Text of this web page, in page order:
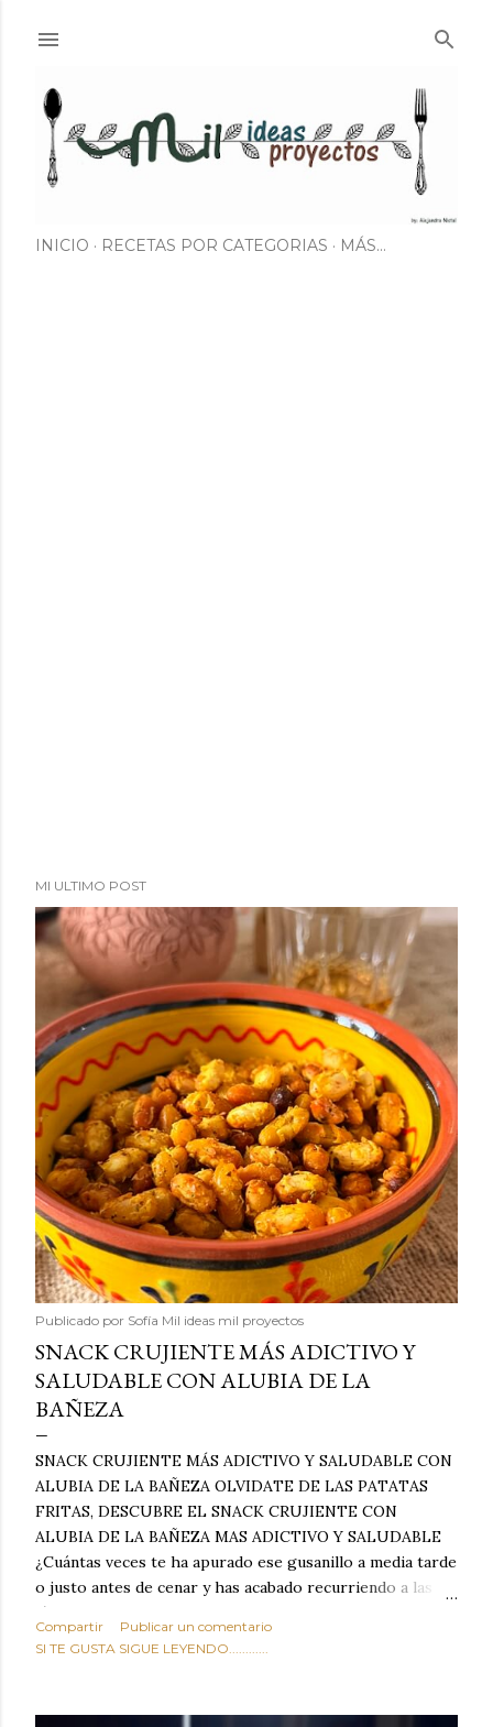
INICIO RECETAS POR CATEGORIAS MÁS…
MI ULTIMO POST
Publicado por Sofía Mil ideas mil proyectos
SNACK CRUJIENTE MÁS ADICTIVO Y
SALUDABLE CON ALUBIA DE LA
BAÑEZA
SNACK CRUJIENTE MÁS ADICTIVO Y SALUDABLE CON
ALUBIA DE LA BAÑEZA OLVIDATE DE LAS PATATAS
FRITAS, DESCUBRE EL SNACK CRUJIENTE CON
ALUBIA DE LA BAÑEZA MAS ADICTIVO Y SALUDABLE
¿Cuántas veces te ha apurado ese gusanillo a media tarde
o justo antes de cenar y has acabado recurriendo a las
típicas patatas de bolsa, frutos secos fritos o snacks
ultraprocesados llenos de grasas saturadas y sodio?
sabroso, con ese toque tostado y crujiente que tanto nos
Compartir
Publicar un comentario
SI TE GUSTA SIGUE LEYENDO............